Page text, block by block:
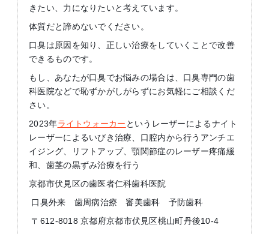
きたい、力になりたいと考えています。
体質だと諦めないでください。
口臭は原因を知り、正しい治療をしていくことで改善
できるものです。
もし、あなたが口臭でお悩みの場合は、口臭専門の歯
科医院などで恥ずかがしがらずにお気軽にご相談くだ
さい。
2023年ライトウォーカー というレーザーによるナイト
レーザーによるいびき治療、口腔内から行うアンチエ
イジング、リフトアップ、顎関節症のレーザー疼痛緩
和、歯茎の黒ずみ治療を行う
京都市伏見区の歯医者仁科歯科医院
口臭外来 歯周病治療 審美歯科 予防歯科
〒612-8018 京都府京都市伏見区桃山町丹後10-4